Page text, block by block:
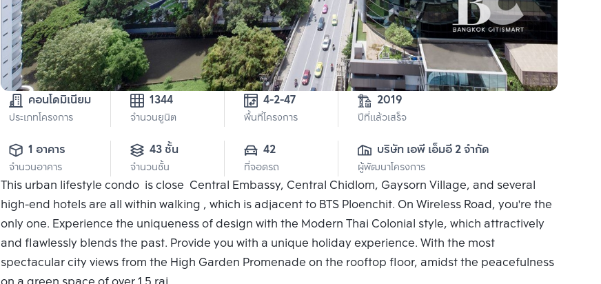
คอนโดมิเนียม
ประเภทโครงการ
1344
จำนวนยูนิต
4-2-47
พื้นที่โครงการ
2019
ปีที่แล้วเสร็จ
1 อาคาร
จำนวนอาคาร
43 ชั้น
จำนวนชั้น
42
ที่จอดรถ
บริษัท เอพี เอ็มอี 2 จำกัด
ผู้พัฒนาโครงการ
This urban lifestyle condo is close Central Embassy, Central Chidlom, Gaysorn Village, and several
high-end hotels are all within walking , which is adjacent to BTS Ploenchit. On Wireless Road, you're the
only one. Experience the uniqueness of design with the Modern Thai Colonial style, which attractively
and flawlessly blends the past. Provide you with a unique holiday experience. With the most
spectacular city views from the High Garden Promenade on the rooftop floor, amidst the peacefulness